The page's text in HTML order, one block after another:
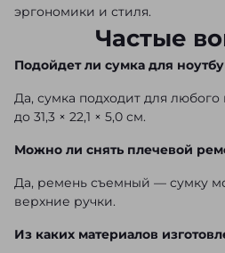
эргономики и стиля.
Частые
Подойдет ли сумка для
Да, сумка подходит для
до 31,3 × 22,1 × 5,0 см.
Можно ли снять плечевой
Да, ремень съемный — сумку
верхние ручки.
Из каких материалов